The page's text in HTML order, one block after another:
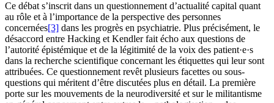
Ce débat s’inscrit dans un questionnement d’actualité capital quant
au rôle et à l’importance de la perspective des personnes
concernées[3] dans les progrès en psychiatrie. Plus précisément, le
désaccord entre Hacking et Kendler fait écho aux questions de
l’autorité épistémique et de la légitimité de la voix des patient·e·s
dans la recherche scientifique concernant les étiquettes qui leur sont
attribuées. Ce questionnement revêt plusieurs facettes ou sous-
questions qui méritent d’être discutées plus en détail. La première
porte sur les mouvements de la neurodiversité et sur le militantisme